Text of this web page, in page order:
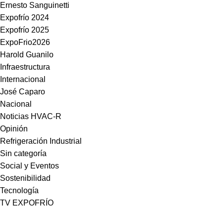
Ernesto Sanguinetti
Expofrío 2024
Expofrío 2025
ExpoFrio2026
Harold Guanilo
Infraestructura
Internacional
José Caparo
Nacional
Noticias HVAC-R
Opinión
Refrigeración Industrial
Sin categoría
Social y Eventos
Sostenibilidad
Tecnología
TV EXPOFRÍO